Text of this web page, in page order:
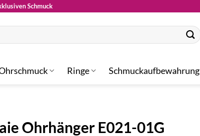
Schmuck
Ringe Schmuckaufbewahrung
Ohrhänger E021-01G